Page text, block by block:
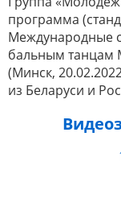
программа
Международные
бальным танцам
(Минск,
из Беларуси и